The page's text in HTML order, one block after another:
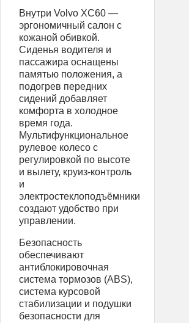
Внутри Volvo XC60 —
эргономичный салон с
кожаной обивкой.
Сиденья водителя и
пассажира оснащены
памятью положения, а
подогрев передних
сидений добавляет
комфорта в холодное
время года.
Мультифункциональное
рулевое колесо с
регулировкой по высоте
и вылету, круиз-контроль
и
электростеклоподъёмники
создают удобство при
управлении.
Безопасность
обеспечивают
антиблокировочная
система тормозов (ABS),
система курсовой
стабилизации и подушки
безопасности для